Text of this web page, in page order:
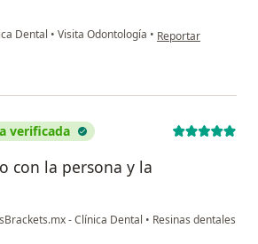
Dental • Visita Odontología • en opinión del
Reportar
verificada
con la persona y la
- Clínica Dental • Resinas dentales
m